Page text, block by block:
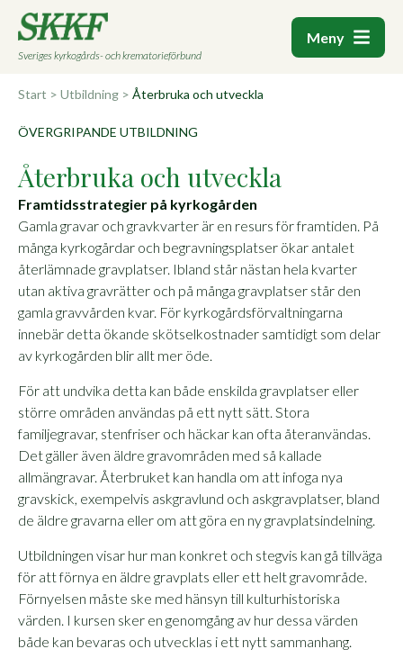
Sveriges kyrkogårds- och krematorieförbund
Meny
Start > Utbildning > Återbruka och utveckla
ÖVERGRIPANDE UTBILDNING
Återbruka och utveckla
Framtidsstrategier på kyrkogården
Gamla gravar och gravkvarter är en resurs för framtiden. På
många kyrkogårdar och begravningsplatser ökar antalet
återlämnade gravplatser. Ibland står nästan hela kvarter
utan aktiva gravrätter och på många gravplatser står den
gamla gravvården kvar. För kyrkogårdsförvaltningarna
innebär detta ökande skötselkostnader samtidigt som delar
av kyrkogården blir allt mer öde.
För att undvika detta kan både enskilda gravplatser eller
större områden användas på ett nytt sätt. Stora
familjegravar, stenfriser och häckar kan ofta återanvändas.
Det gäller även äldre gravområden med så kallade
allmängravar. Återbruket kan handla om att infoga nya
gravskick, exempelvis askgravlund och askgravplatser, bland
de äldre gravarna eller om att göra en ny gravplatsindelning.
Utbildningen visar hur man konkret och stegvis kan gå tillväga
för att förnya en äldre gravplats eller ett helt gravområde.
Förnyelsen måste ske med hänsyn till kulturhistoriska
värden. I kursen sker en genomgång av hur dessa värden
både kan bevaras och utvecklas i ett nytt sammanhang.